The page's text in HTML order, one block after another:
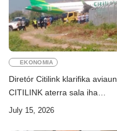
EKONOMIA
Diretór Citilink klarifika aviaun
CITILINK aterra sala iha
Aeroportu Komoro ne’e
July 15, 2026